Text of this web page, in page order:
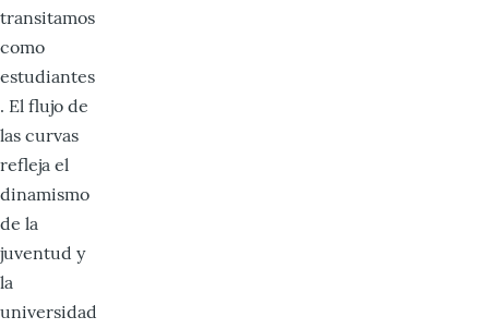
transitamos
como
estudiantes
. El flujo de
las curvas
refleja el
dinamismo
de la
juventud y
la
universidad